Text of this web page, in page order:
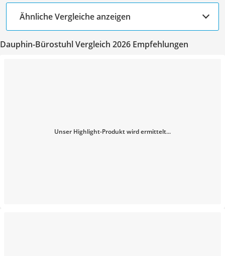
Ähnliche Vergleiche anzeigen
Dauphin-Bürostuhl Vergleich 2026 Empfehlungen
Unser Highlight-Produkt wird ermittelt...